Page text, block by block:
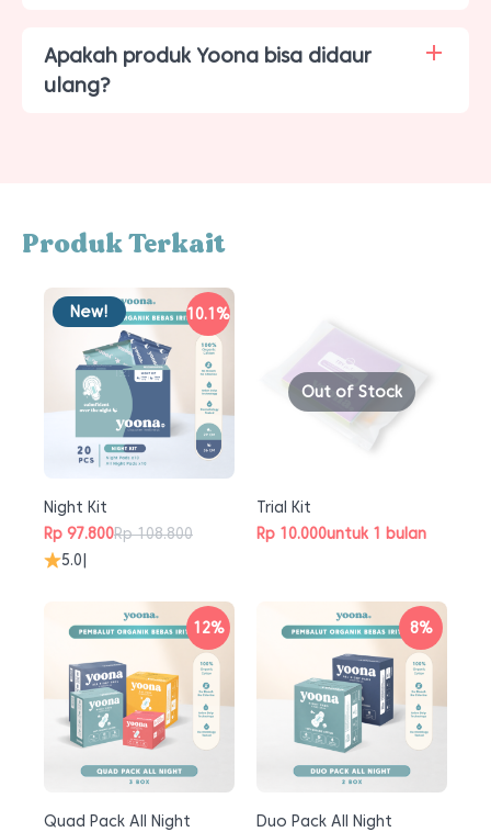
Apakah produk Yoona bisa didaur
ulang?
Produk Terkait
New! 10.1%
Night Kit
Rp108.800
Harga
aslinya
Rp 108.800.
Rp 97.800
Harga
saat
Rp 97.800.
5.0
Out of Stock
Trial Kit
Rp 10.000untuk 1 bulan
12%
Quad Pack All Night
8%
Duo Pack All Night